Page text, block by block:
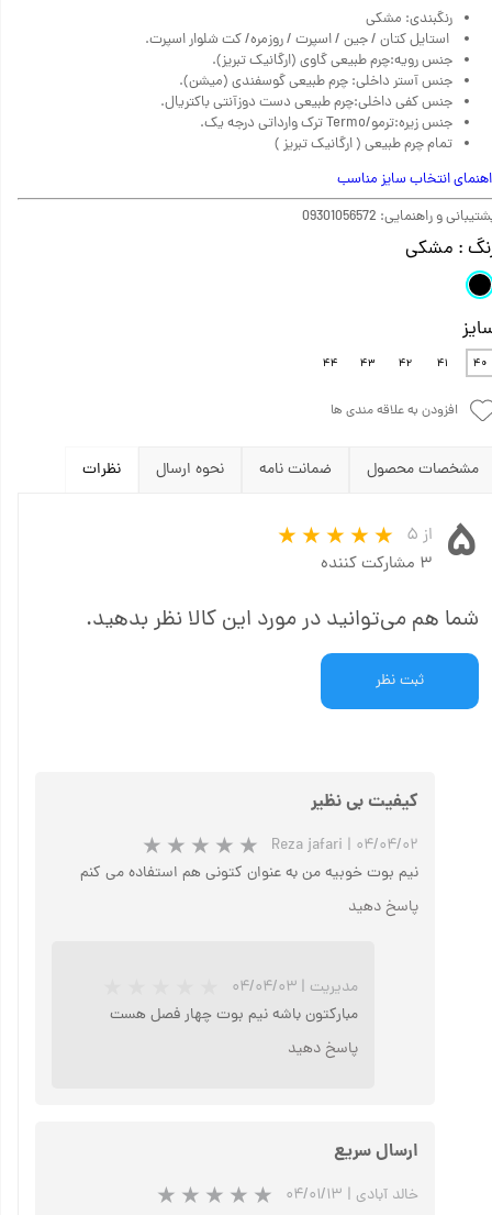
رنگبندی: مشکی
استایل کتان / جین / اسپرت / روزمره/ کت شلوار اسپرت.
جنس رویه:چرم طبیعی گاوی (ارگانیک تبریز).
جنس آستر داخلی: چرم طبیعی گوسفندی (میشن).
جنس کفی داخلی:چرم طبیعی دست دوزآنتی باکتریال.
جنس زیره:ترمو/Termo ترک وارداتی درجه یک.
تمام چرم طبیعی ( ارگانیک تبریز )
انتخاب سایز مناسب
و راهنمایی: 09301056572
: مشکی
۴۰ ۴۱ ۴۲ ۴۳ ۴۴
افزودن به علاقه مندی ها
مشخصات محصول ضمانت نامه نحوه ارسال نظرات
۵
از ۵
۳ مشارکت کننده
شما هم می‌توانید در مورد این کالا نظر بدهید.
ثبت نظر
ارسال سریع
خالد آبادی | ۰۴/۰۱/۱۳
کیفیت بی نظیر
Reza jafari | ۰۴/۰۴/۰۲
نیم بوت خوبیه من به عنوان کتونی هم استفاده می کنم
پاسخ دهید
مدیریت | ۰۴/۰۴/۰۳
مبارکتون باشه نیم بوت چهار فصل هست
پاسخ دهید